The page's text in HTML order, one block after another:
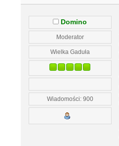
Domino
Moderator
Wielka Gaduła
Wiadomości: 900